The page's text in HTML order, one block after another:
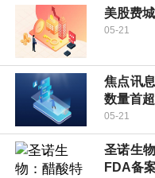
美股费
05-21
焦点讯
数量首
05-21
圣诺生
FDA备